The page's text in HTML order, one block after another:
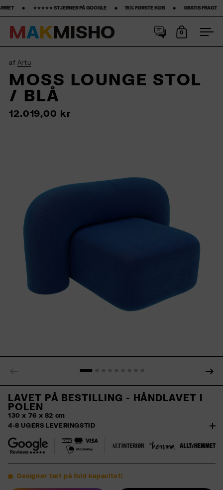
PÅ GOOGLE ‎ ‎ ‎ ‎ ‎ ‎ ‎ •‎ ‎ ‎ ‎ ‎ ‎ ‎ ‎15% FØRSTE KØB‎ ‎ ‎ ‎ ‎ ‎ ‎ ‎ •‎ ‎ ‎ ‎ ‎ ‎ ‎ ‎ GRATIS FRAGT ‎ ‎ ‎ ‎ ‎ ‎ ‎ •‎ ‎ ‎ ‎ ‎ ‎ ‎ ‎ 50-
MAKMISHO Åbn kurv
0
Åbn
af Artu
MOSS LOUNGE STOL
/ BLÅ
12.019,00 kr
LAVET PÅ BESTILLING - HÅNDLAVET I
POLEN
130 x 76 x 82 cm
4-8 UGERS LEVERINGSTID
Designer tæt på fuld kapacitet!